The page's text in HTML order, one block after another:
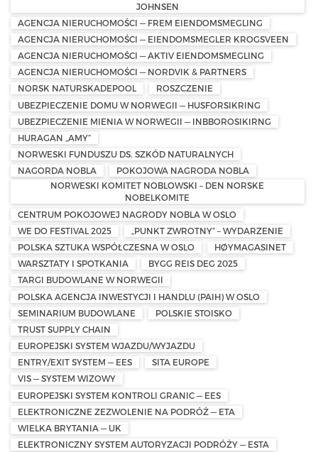
JOHNSEN
AGENCJA NIERUCHOMOŚCI — FREM EIENDOMSMEGLING
AGENCJA NIERUCHOMOŚCI — EIENDOMSMEGLER KROGSVEEN
AGENCJA NIERUCHOMOŚCI — AKTIV EIENDOMSMEGLING
AGENCJA NIERUCHOMOŚCI — NORDVIK & PARTNERS
NORSK NATURSKADEPOOL
ROSZCZENIE
UBEZPIECZENIE DOMU W NORWEGII — HUSFORSIKRING
UBEZPIECZENIE MIENIA W NORWEGII — INBBOROSIKIRNG
HURAGAN „AMY”
NORWESKI FUNDUSZU DS. SZKÓD NATURALNYCH
NAGORDA NOBLA
POKOJOWA NAGRODA NOBLA
NORWESKI KOMITET NOBLOWSKI – DEN NORSKE
NOBELKOMITE
CENTRUM POKOJOWEJ NAGRODY NOBLA W OSLO
WE DO FESTIVAL 2025
„PUNKT ZWROTNY” – WYDARZENIE
POLSKA SZTUKA WSPÓŁCZESNA W OSLO
HØYMAGASINET
WARSZTATY I SPOTKANIA
BYGG REIS DEG 2025
TARGI BUDOWLANE W NORWEGII
POLSKA AGENCJA INWESTYCJI I HANDLU (PAIH) W OSLO
SEMINARIUM BUDOWLANE
POLSKIE STOISKO
TRUST SUPPLY CHAIN
EUROPEJSKI SYSTEM WJAZDU/WYJAZDU
ENTRY/EXIT SYSTEM — EES
SITA EUROPE
VIS — SYSTEM WIZOWY
EUROPEJSKI SYSTEM KONTROLI GRANIC — EES
ELEKTRONICZNE ZEZWOLENIE NA PODRÓŻ — ETA
WIELKA BRYTANIA — UK
ELEKTRONICZNY SYSTEM AUTORYZACJI PODRÓŻY — ESTA